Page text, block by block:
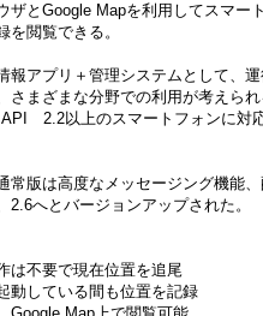
ザとGoogle Mapを利用してスマー
を閲覧できる。
報アプリ＋管理システムとして、運
さまざまな分野での利用が考えられ
2.2以上のスマートフォンに対
常版は高度なメッセージング機能
2.6へとバージョンアップされた。
は不要で現在位置を追尾
動している間も位置を記録